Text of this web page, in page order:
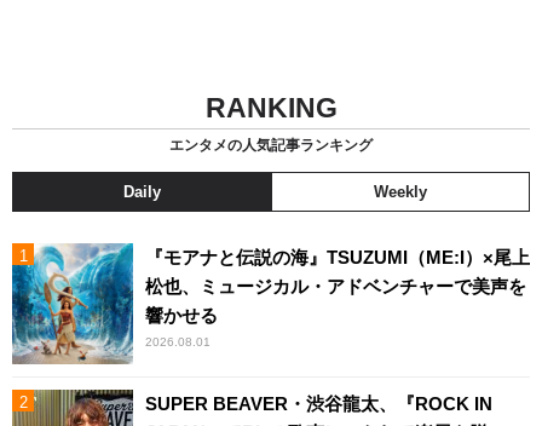
RANKING
エンタメの人気記事ランキング
Daily Weekly
『モアナと伝説の海』TSUZUMI（ME:I）×尾上
松也、ミュージカル・アドベンチャーで美声を
響かせる
2026.08.01
SUPER BEAVER・渋谷龍太、『ROCK IN